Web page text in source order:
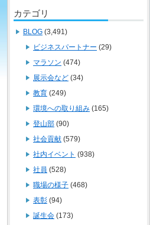
カテゴリ
BLOG (3,491)
ビジネスパートナー (29)
マラソン (474)
展示会など (34)
教育 (249)
環境への取り組み (165)
登山部 (90)
社会貢献 (579)
社内イベント (938)
社員 (528)
職場の様子 (468)
表彰 (94)
誕生会 (173)